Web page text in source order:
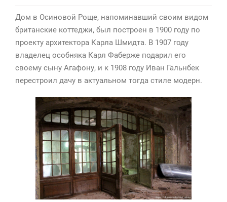
Дом в Осиновой Роще, напоминавший своим видом
британские коттеджи, был построен в 1900 году по
проекту архитектора Карла Шмидта. В 1907 году
владелец особняка Карл Фаберже подарил его
своему сыну Агафону, и к 1908 году Иван Гальнбек
перестроил дачу в актуальном тогда стиле модерн.